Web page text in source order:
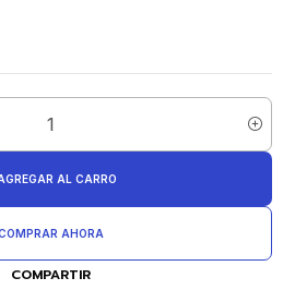
AL CARRO
AHORA
COMPARTIR